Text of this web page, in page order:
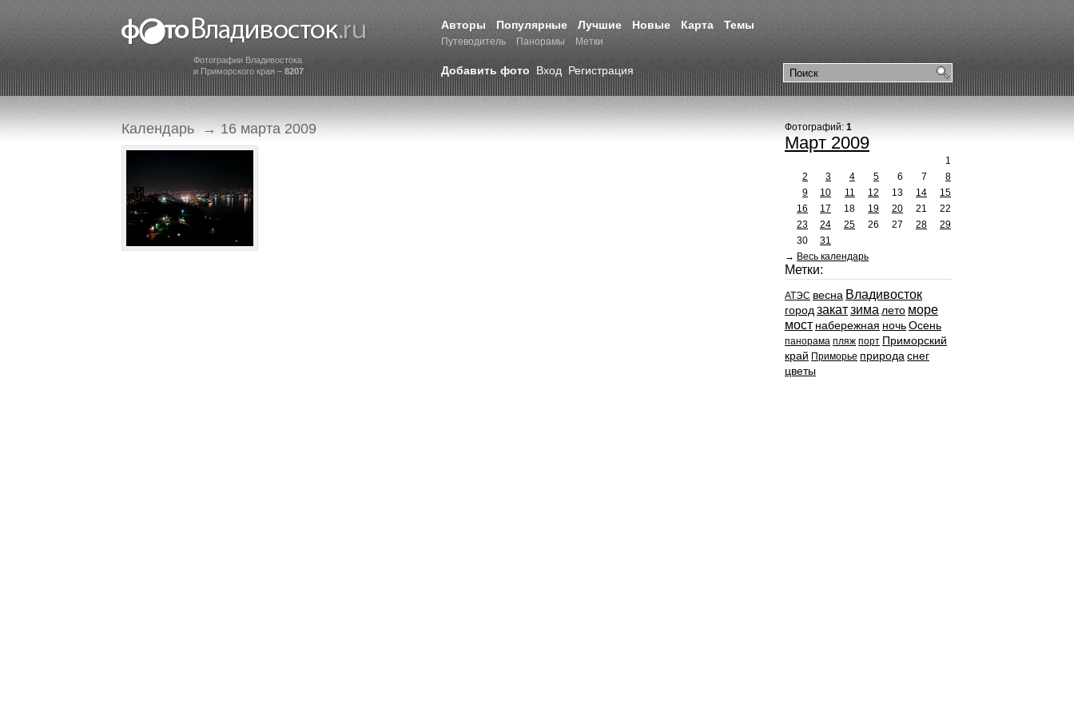
Фотографии Владивостока
и Приморского края – 8207
Авторы Популярные Лучшие Новые Карта Темы
Путеводитель Панорамы Метки
Добавить фото Вход Регистрация
Календарь → 16 марта 2009 Фотографий: 1
Март 2009
1
2
3 4 5 6 7
8
9
10 11 12 13 14
15
16
17 18 19 20 21
22
23
24 25 26 27 28
29
30
31
→ Весь календарь
Метки:
АТЭС весна Владивосток
город закатзима лето море
мост набережная ночьОсень
панорама пляж порт Приморский
край Приморье природа снег
цветы